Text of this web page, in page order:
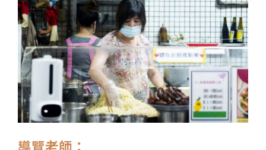
導覽老師：